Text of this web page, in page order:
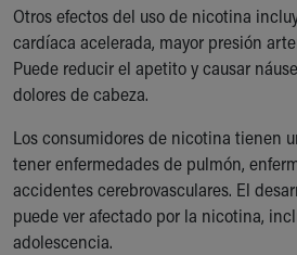
Financial Services
Rest Accommodations
Visiting
Gift Shop
Health Info
Health Information
Healthy Info, Healthy Kids
Inside Children's Blog
KidsHealth Topics
Otros efectos del uso de nicotina
cardíaca acelerada, mayor presión
Puede reducir el apetito y causar
dolores de cabeza.
Los consumidores de nicotina tienen
tener enfermedades de pulmón,
accidentes cerebrovasculares. El
puede ver afectado por la nicotina,
adolescencia.